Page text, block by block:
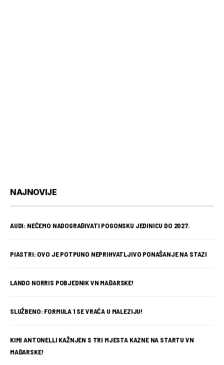
NAJNOVIJE
AUDI: NEĆEMO NADOGRAĐIVATI POGONSKU JEDINICU DO 2027.
PIASTRI: OVO JE POTPUNO NEPRIHVATLJIVO PONAŠANJE NA STAZI
LANDO NORRIS POBJEDNIK VN MAĐARSKE!
SLUŽBENO: FORMULA 1 SE VRAĆA U MALEZIJU!
KIMI ANTONELLI KAŽNJEN S TRI MJESTA KAZNE NA STARTU VN
MAĐARSKE!